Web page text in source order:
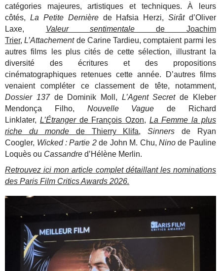
catégories majeures, artistiques et techniques. À leurs
côtés, La Petite Dernière de Hafsia Herzi,Sirâtd’Oliver
Laxe, Valeur sentimentale de Joachim
Trier,L’Attachement de Carine Tardieu, comptaient parmi les
autres films les plus cités de cette sélection, illustrant la
diversité des écritures et des propositions
cinématographiques retenues cette année. D’autres films
venaient compléter ce classement de tête, notamment,
Dossier 137de Dominik Moll, L’Agent Secretde Kleber
Mendonça Filho, Nouvelle Vaguede Richard
Linklater, L’Étrangerde François Ozon, La Femme la plus
riche du mondede Thierry Klifa,Sinnersde Ryan
Coogler, Wicked : Partie 2de John M. Chu, Nino de Pauline
Loquès ou Cassandred’Hélène Merlin.
Retrouvez ici mon article complet détaillant les nominations
des Paris Film Critics Awards 2026.